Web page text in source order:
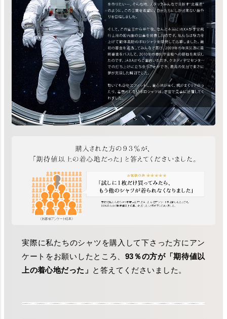
実際に私たちのシャツを購入して下さった方にアン
ケートをお願いしたところ、 93％の方が「期待値以
上の着心地だった」 と答えてくださいました。